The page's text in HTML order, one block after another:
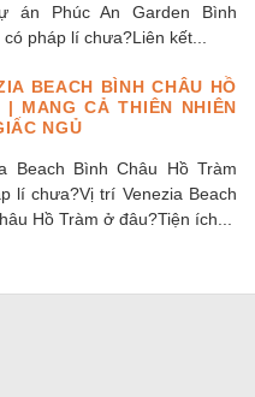
án Phúc An Garden Bình
pháp lí chưa?Liên kết...
BEACH BÌNH CHÂU HỒ
| MANG CẢ THIÊN NHIÊN
NGỦ
Beach Bình Châu Hồ Tràm
lí chưa?Vị trí Venezia Beach
Hồ Tràm ở đâu?Tiện ích...